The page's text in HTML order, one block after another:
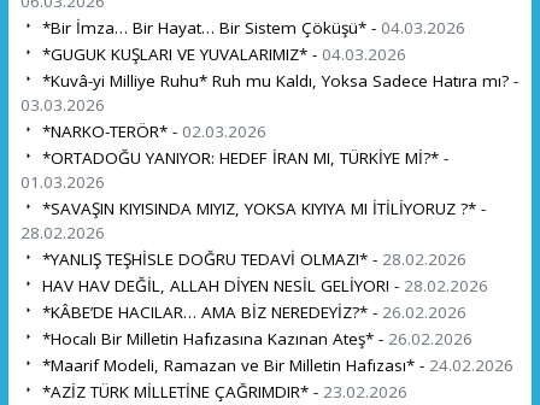
*Bir İmza… Bir Hayat… Bir Sistem Çöküşü* - 04.03.2026
*GUGUK KUŞLARI VE YUVALARIMIZ* - 04.03.2026
*Kuvâ-yi Milliye Ruhu* Ruh mu Kaldı, Yoksa Sadece Hatıra mı? -
03.03.2026
*NARKO-TERÖR* - 02.03.2026
*ORTADOĞU YANIYOR: HEDEF İRAN MI, TÜRKİYE Mİ?* -
01.03.2026
*SAVAŞIN KIYISINDA MIYIZ, YOKSA KIYIYA MI İTİLİYORUZ ?* -
28.02.2026
*YANLIŞ TEŞHİSLE DOĞRU TEDAVİ OLMAZ!* - 28.02.2026
HAV HAV DEĞİL, ALLAH DİYEN NESİL GELİYOR! - 28.02.2026
*KÂBE’DE HACILAR… AMA BİZ NEREDEYİZ?* - 26.02.2026
*Hocalı Bir Milletin Hafızasına Kazınan Ateş* - 26.02.2026
*Maarif Modeli, Ramazan ve Bir Milletin Hafızası* - 24.02.2026
*AZİZ TÜRK MİLLETİNE ÇAĞRIMDIR* - 23.02.2026